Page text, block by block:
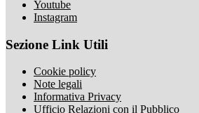
Youtube
Instagram
Sezione Link Utili
Cookie policy
Note legali
Informativa Privacy
Ufficio Relazioni con il Pubblico